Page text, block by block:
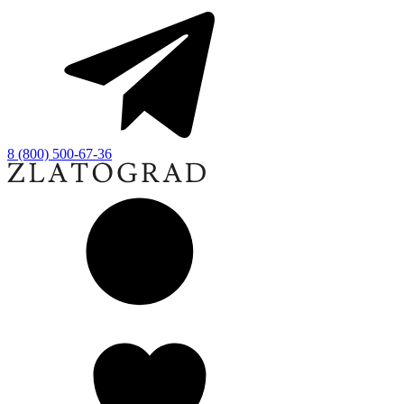
8 (800) 500-67-36